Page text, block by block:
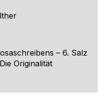
– 6. Salz
Originalität